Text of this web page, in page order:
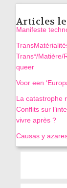
Articles
Manifeste
Trans*/Matière/
queer
Voor een
La catastrophe
Conflits sur
vivre après ?
Causas y